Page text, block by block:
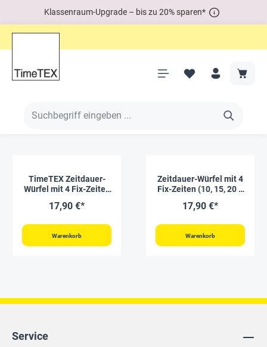
Klassenraum-Upgrade – bis zu 20% sparen*
TimeTEX Zeitdauer-
Würfel mit 4 Fix-Zeiten
17,90 €*
Warenkorb
Zeitdauer-Würfel mit 4
Fix-Zeiten (10, 15, 20 &
17,90 €*
Warenkorb
Service